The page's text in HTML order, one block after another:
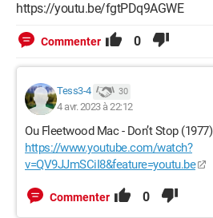
https://youtu.be/fgtPDq9AGWE
Commenter 0
Tess3-4 30
4 avr. 2023 à 22:12
Ou Fleetwood Mac - Don’t Stop (1977)
https://www.youtube.com/watch?
v=QV9JJmSCiI8&feature=youtu.be
Commenter 0